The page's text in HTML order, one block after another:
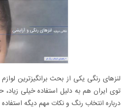
لنزهای رنگی یکی از بحث برانگیزترین
توی ایران هم به دلیل استفاده خیلی
درباره انتخاب رنگ و نکات مهم دیگه استفاده